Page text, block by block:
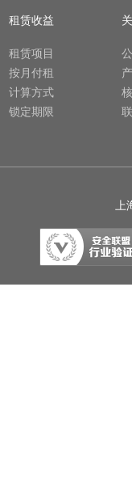
租赁收益
租赁项目
按月付租
计算方式
锁定期限